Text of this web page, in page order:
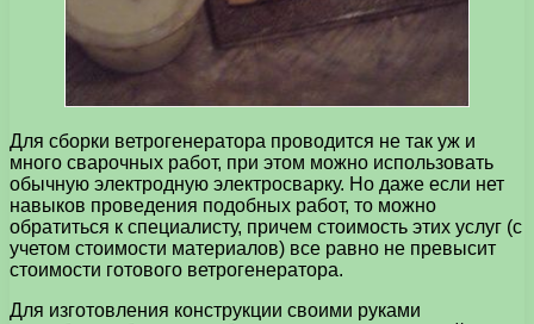
Для сборки ветрогенератора проводится не так уж и
много сварочных работ, при этом можно использовать
обычную электродную электросварку. Но даже если нет
навыков проведения подобных работ, то можно
обратиться к специалисту, причем стоимость этих услуг (с
учетом стоимости материалов) все равно не превысит
стоимости готового ветрогенератора.
Для изготовления конструкции своими руками